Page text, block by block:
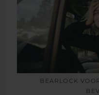
BEARLOCK